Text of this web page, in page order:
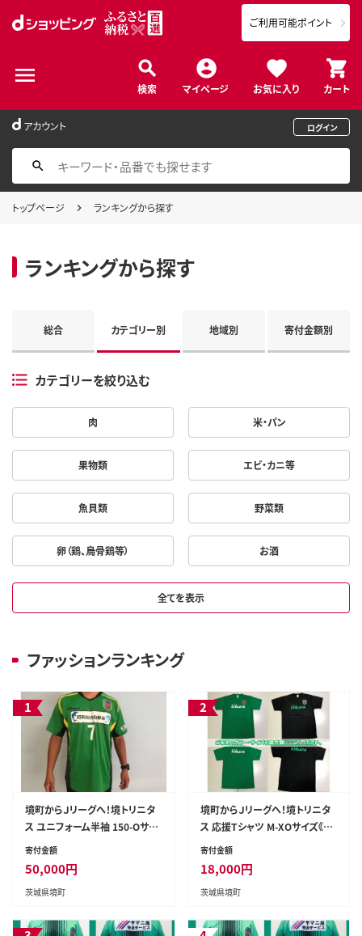
検索 マイページ お気に入り カート
ご利用可能ポイント
アカウント ログイン
トップページ ランキングから探す
ランキングから探す
総合 カテゴリー別 地域別 寄付金額別
カテゴリーを絞り込む
肉 米・パン
果物類 エビ・カニ等
魚貝類 野菜類
卵（鶏、烏骨鶏等） お酒
全てを表示
ファッションランキング
1
境町からＪリーグへ！境トリニタ
ス ユニフォーム半袖 150-Oサイ
ズ《ご希望のサイズをご指定くだ
寄付金額
50,000円
茨城県境町
2
境町からＪリーグへ！境トリニタ
ス 応援Tシャツ M-XOサイズ《ご
希望のカラー・サイズをご指定く
寄付金額
18,000円
茨城県境町